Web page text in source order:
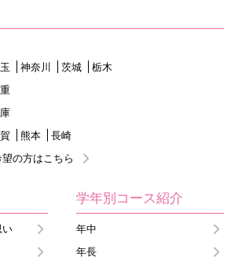
神奈川 茨城
栃木
熊本
長崎
の方はこちら
い
学年別コース紹介
年中
年長